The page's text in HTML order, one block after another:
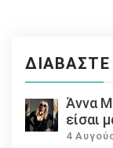
Άννα
είσαι
4